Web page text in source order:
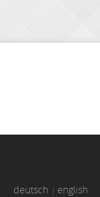
deutsch english